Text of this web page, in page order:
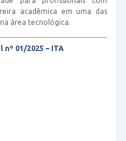
acadêmica em uma das
área tecnológica.
nº 01/2025 – ITA